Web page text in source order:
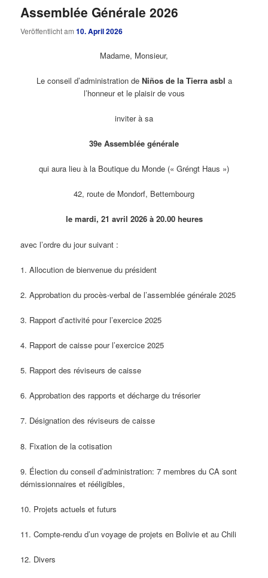
Assemblée Générale 2026
Veröffentlicht am10. April 2026
Madame, Monsieur,
Le conseil d’administration de Niños de la Tierra asbl a
l’honneur et le plaisir de vous
inviter à sa
39e Assemblée générale
qui aura lieu à la Boutique du Monde (« Gréngt Haus »)
42, route de Mondorf, Bettembourg
le mardi, 21 avril 2026 à 20.00 heures
avec l’ordre du jour suivant :
1. Allocution de bienvenue du président
2. Approbation du procès-verbal de l’assemblée générale 2025
3. Rapport d’activité pour l’exercice 2025
4. Rapport de caisse pour l’exercice 2025
5. Rapport des réviseurs de caisse
6. Approbation des rapports et décharge du trésorier
7. Désignation des réviseurs de caisse
8. Fixation de la cotisation
9. Élection du conseil d’administration: 7 membres du CA sont
démissionnaires et rééligibles,
10. Projets actuels et futurs
11. Compte-rendu d’un voyage de projets en Bolivie et au Chili
12. Divers